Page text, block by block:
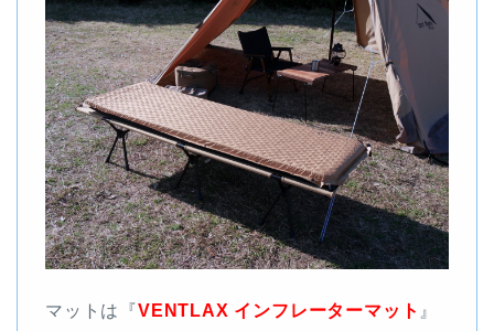
マットは『VENTLAX インフレーターマット 』